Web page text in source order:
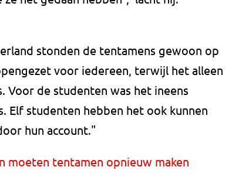
stonden de tentamens gewoon op
voor iedereen, terwijl het alleen
Voor de studenten was het ineens
Elf studenten hebben het ook kunnen
hun account."
moeten tentamen opnieuw maken